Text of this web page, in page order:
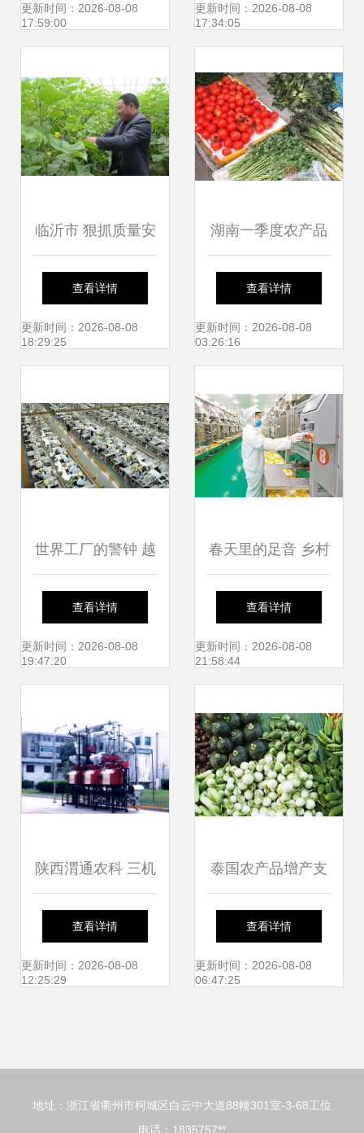
齐农产品"最初一公
更新时间：2026-08-08
17:59:00
风味引燃星城市场
更新时间：2026-08-08
17:34:05
临沂市 狠抓质量安
全监管与执法 筑牢
农产品安全生产防
查看详情
更新时间：2026-08-08
18:29:25
湖南一季度农产品
出口增长19.6% 科
技与特色并进助推
查看详情
更新时间：2026-08-08
03:26:16
世界工厂的警钟 越
南痛失253亿，农
产品能否力挽狂
查看详情
更新时间：2026-08-08
19:47:20
春天里的足音 乡村
振兴的足迹与希望
查看详情
更新时间：2026-08-08
21:58:44
陕西渭通农科 三机
组（图）农产品初
加工机械解析
查看详情
更新时间：2026-08-08
12:25:29
泰国农产品增产支
持农民收入稳步增
长
查看详情
更新时间：2026-08-08
06:47:25
地址：浙江省衢州市柯城区白云中大道88幢301室-3-68工位
电话：1835757**